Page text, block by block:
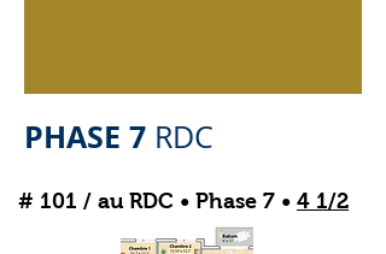
PHASE 7 RDC
# 101 / au RDC • Phase 7 • 4 1/2